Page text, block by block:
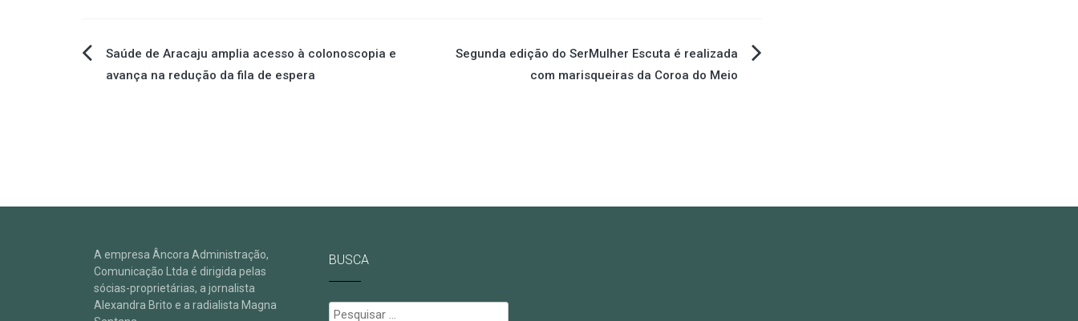
Navegação
Saúde de Aracaju amplia acesso à colonoscopia e
avança na redução da fila de espera
Segunda edição do SerMulher Escuta é realizada
com marisqueiras da Coroa do Meio
A empresa Âncora Administração,
Comunicação Ltda é dirigida pelas
sócias-proprietárias, a jornalista
Alexandra Brito e a radialista Magna
BUSCA
Pesquisar